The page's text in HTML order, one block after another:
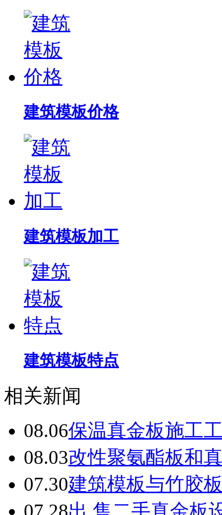
建筑模板价格
建筑模板加工
建筑模板特点
相关新闻
08.06保温真金板施工
08.03改性聚氨酯板和
07.30建筑模板与竹胶